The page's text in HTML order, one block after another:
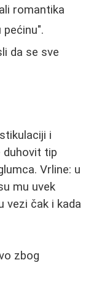
romantika
da se sve
i
duhovit tip
Vrline: u
mu uvek
vezi čak i kada
zbog